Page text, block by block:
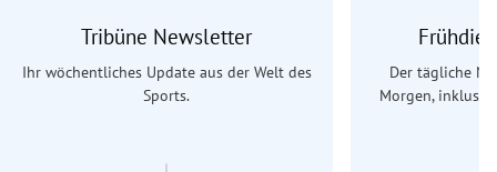
Tribüne Newsletter
Ihr wöchentliches Update aus der Welt des
Sports.
Der tägliche
Morgen,